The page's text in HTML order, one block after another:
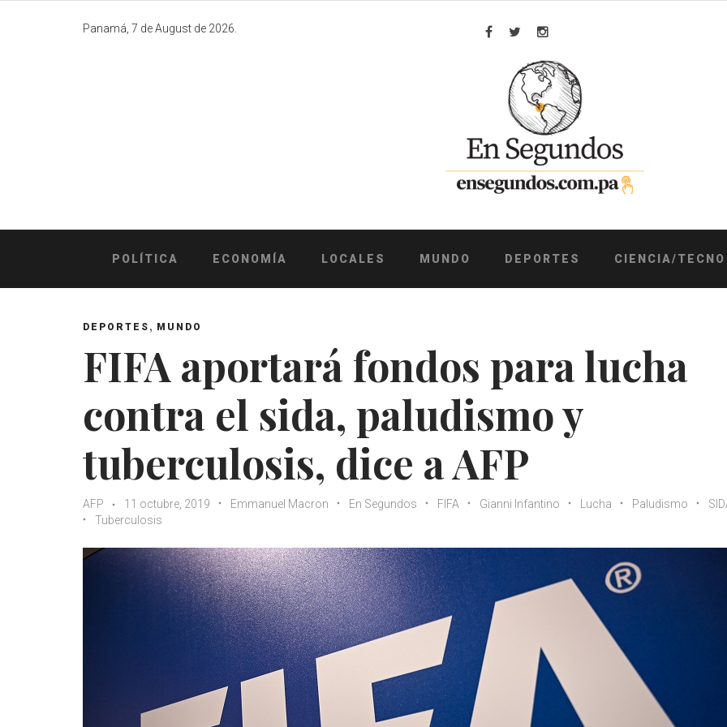
Panamá, 7 de August de 2026.
Facebook
TwitterInstagram
POLÍTICA ECONOMÍA LOCALES MUNDO DEPORTES CIENCIA/TECNO
DEPORTES , MUNDO
FIFA aportará fondos para lucha
contra el sida, paludismo y
tuberculosis, dice a AFP
AFP 11 octubre, 2019 Emmanuel Macron En Segundos FIFA Gianni Infantino Lucha Paludismo
Tuberculosis